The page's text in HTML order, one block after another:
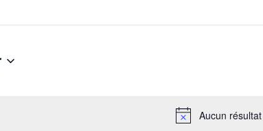
Aucun